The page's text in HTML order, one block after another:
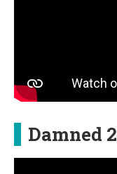
Damned 2